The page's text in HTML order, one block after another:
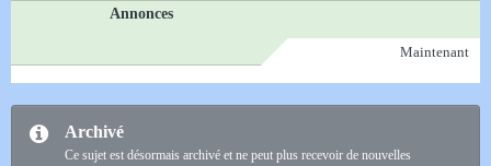
Annonces
Maintenant
Archivé
Ce sujet est désormais archivé et ne peut plus recevoir de nouvelles